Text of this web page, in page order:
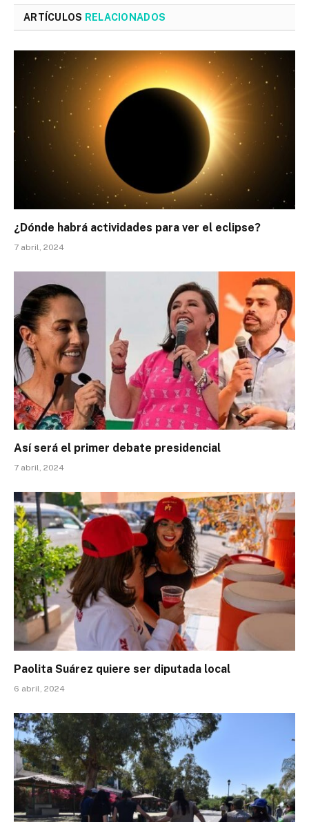
ARTÍCULOS RELACIONADOS
¿Dónde habrá actividades para ver el eclipse?
7 abril, 2024
Así será el primer debate presidencial
7 abril, 2024
Paolita Suárez quiere ser diputada local
6 abril, 2024